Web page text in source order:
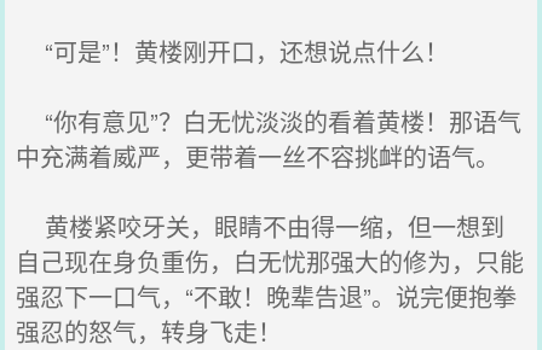
“可是”！黄楼刚开口，还想说点什么！
“你有意见”？白无忧淡淡的看着黄楼！那语气
中充满着威严，更带着一丝不容挑衅的语气。
黄楼紧咬牙关，眼睛不由得一缩，但一想到
自己现在身负重伤，白无忧那强大的修为，只能
强忍下一口气，“不敢！晚辈告退”。说完便抱拳
强忍的怒气，转身飞走！